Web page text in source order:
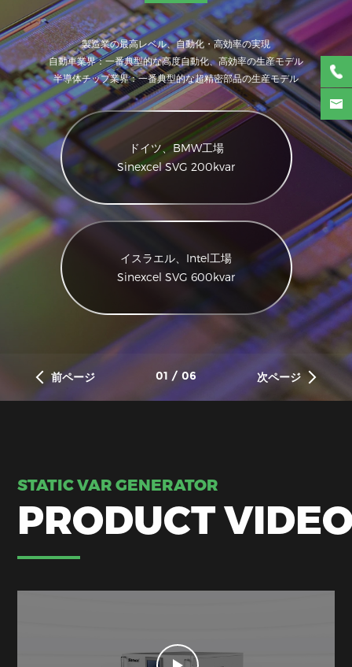
製造業の最高レベル、自動化・高効率の実現
自動車業界：一番典型的な高度自動化、高効率の生産モデル
半導体チップ業界：一番典型的な超精密部品の生産モデル
ドイツ、BMW工場
Sinexcel SVG 200kvar
イスラエル、Intel工場
Sinexcel SVG 600kvar
前ページ 01 / 06 次ページ
STATIC VAR GENERATOR
PRODUCT